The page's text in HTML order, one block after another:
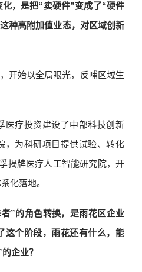
，是把“卖硬件”变成了“硬件
种高附加值业态，对区域创新
开始以全局眼光，反哺区域生
医疗投资建设了中部科技创新
，为科研项目提供试验、转化
揭牌医疗人工智能研究院，开
化落地。
”的角色转换，是雨花区企业
这个阶段，雨花还有什么，能
企业？